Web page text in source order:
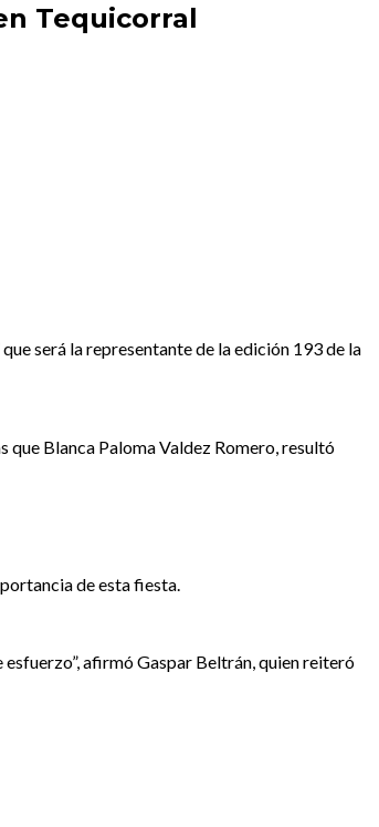
Tequicorral
será la representante de la edición 193 de la
que Blanca Paloma Valdez Romero, resultó
de esta fiesta.
esfuerzo”, afirmó Gaspar Beltrán, quien reiteró